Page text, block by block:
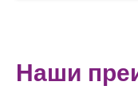
Наши